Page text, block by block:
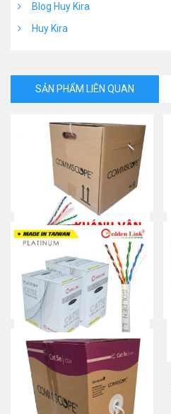
Blog Huy Kira
Huy Kira
SẢN PHẨM LIÊN QUAN
Cáp mạng Commscope Cat
5e chống nhiễu (STP)
Mua ngay
Cáp mạng GOLDEN LINK
CAT 5E
Mua ngay